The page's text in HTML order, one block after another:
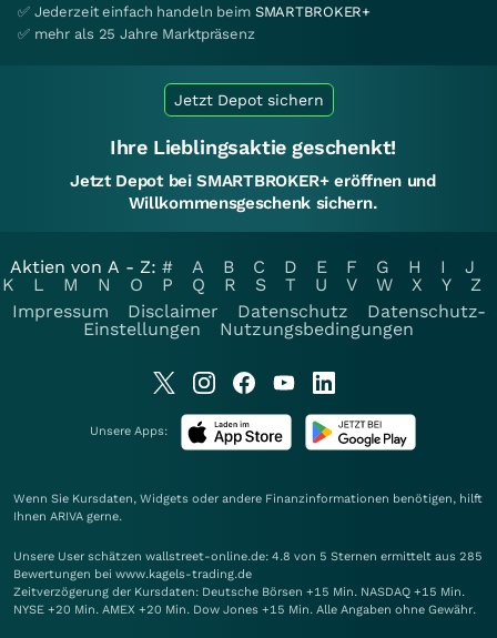
✅ Jederzeit einfach handeln beim SMARTBROKER+
✅ mehr als 25 Jahre Marktpräsenz
Jetzt Depot sichern
Ihre Lieblingsaktie geschenkt!
Jetzt Depot bei SMARTBROKER+ eröffnen und
Willkommensgeschenk sichern.
Aktien von A - Z: # A B C D E F G H I
J
K
L M N O P Q R S T U V W X Y
Z
Impressum
Disclaimer Datenschutz
Datenschutz-
Einstellungen
Nutzungsbedingungen
Unsere Apps:
Wenn Sie Kursdaten, Widgets oder andere Finanzinformationen benötigen, hilft
Ihnen ARIVA gerne.
Unsere User schätzen wallstreet-online.de: 4.8 von 5 Sternen ermittelt aus 285
Bewertungen bei www.kagels-trading.de
Zeitverzögerung der Kursdaten: Deutsche Börsen +15 Min. NASDAQ +15 Min.
NYSE +20 Min. AMEX +20 Min. Dow Jones +15 Min. Alle Angaben ohne Gewähr.